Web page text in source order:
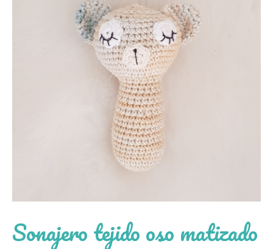
Sonajero tejido oso matizado